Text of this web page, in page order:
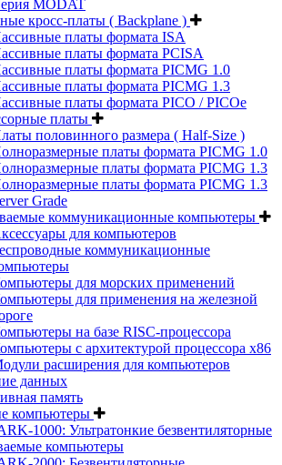
MODAT
кросс-платы ( Backplane )
платы формата ISA
платы формата PCISA
платы формата PICMG 1.0
платы формата PICMG 1.3
платы формата PICO / PICOe
платы
половинного размера ( Half-Size )
платы формата PICMG 1.0
платы формата PICMG 1.3
платы формата PICMG 1.3
Grade
коммуникационные компьютеры
для компьютеров
коммуникационные
для морских применений
для применения на железной
на базе RISC-процессора
с архитектурой процессора x86
расширения для компьютеров
данных
память
компьютеры
1000: Ультратонкие безвентиляторные
компьютеры